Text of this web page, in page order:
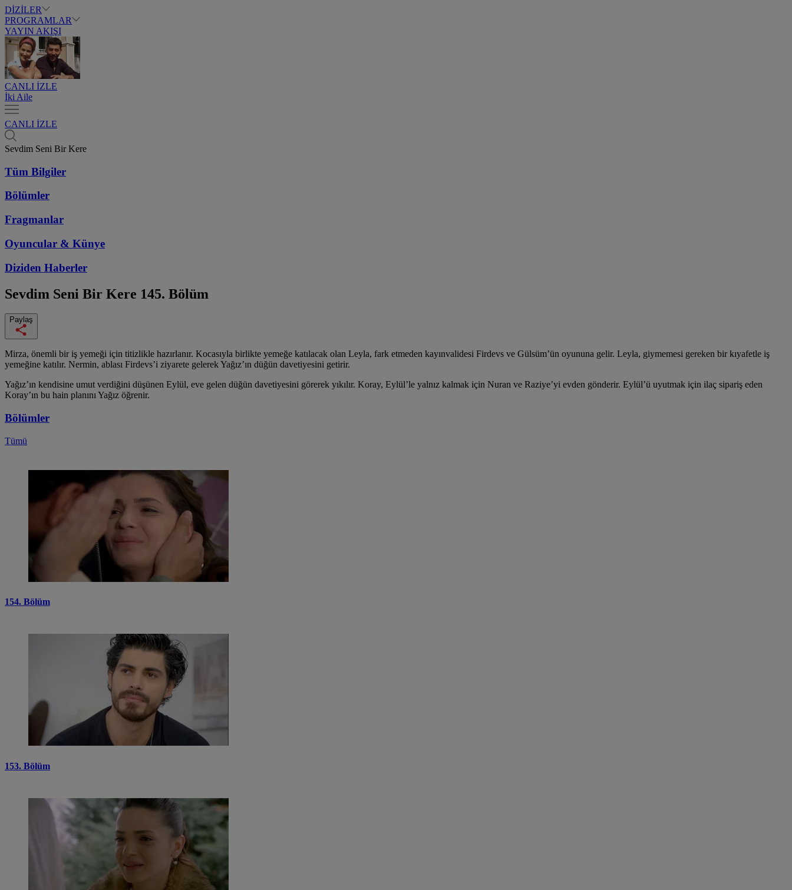
DİZİLER
PROGRAMLAR
YAYIN AKIŞI
CANLI İZLE
İki Aile
CANLI İZLE
Sevdim Seni Bir Kere
Tüm Bilgiler
Bölümler
Fragmanlar
Oyuncular & Künye
Diziden Haberler
Sevdim Seni Bir Kere 145. Bölüm
Paylaş
Mirza, önemli bir iş yemeği için titizlikle hazırlanır. Kocasıyla birlikte yemeğe katılacak olan Leyla, fark etmeden kayınvalidesi Firdevs ve Gülsüm’ün oyununa gelir. Leyla, giymemesi gereken bir kıyafetle iş
yemeğine katılır. Nermin, ablası Firdevs’i ziyarete gelerek Yağız’ın düğün davetiyesini getirir.
Yağız’ın kendisine umut verdiğini düşünen Eylül, eve gelen düğün davetiyesini görerek yıkılır. Koray, Eylül’le yalnız kalmak için Nuran ve Raziye’yi evden gönderir. Eylül’ü uyutmak için ilaç sipariş eden
Koray’ın bu hain planını Yağız öğrenir.
Bölümler
Tümü
154. Bölüm
153. Bölüm